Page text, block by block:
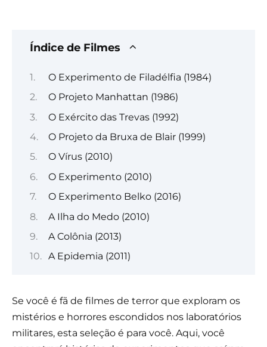
Índice de Filmes
O Experimento de Filadélfia (1984)
O Projeto Manhattan (1986)
O Exército das Trevas (1992)
O Projeto da Bruxa de Blair (1999)
O Vírus (2010)
O Experimento (2010)
O Experimento Belko (2016)
A Ilha do Medo (2010)
A Colônia (2013)
A Epidemia (2011)
Se você é fã de filmes de terror que exploram os
mistérios e horrores escondidos nos laboratórios
militares, esta seleção é para você. Aqui, você